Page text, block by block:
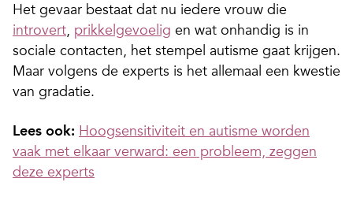
Het gevaar bestaat dat nu iedere vrouw die
introvert, prikkelgevoelig en wat onhandig is in
sociale contacten, het stempel autisme gaat krijgen.
Maar volgens de experts is het allemaal een kwestie
van gradatie.
Lees ook: Hoogsensitiviteit en autisme worden
vaak met elkaar verward: een probleem, zeggen
deze experts